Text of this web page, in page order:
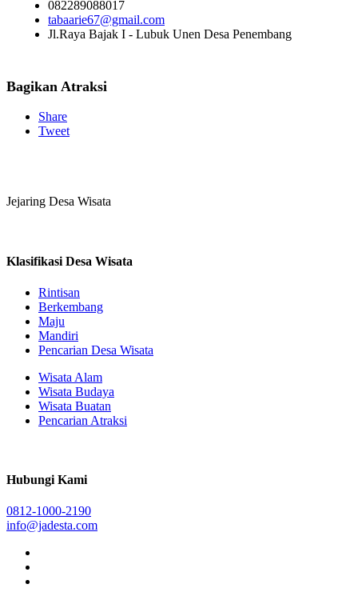
082289088017
tabaarie67@gmail.com
Jl.Raya Bajak I - Lubuk Unen Desa Penembang
Bagikan Atraksi
Share
Tweet
Jejaring Desa Wisata
Klasifikasi Desa Wisata
Rintisan
Berkembang
Maju
Mandiri
Pencarian Desa Wisata
Wisata Alam
Wisata Budaya
Wisata Buatan
Pencarian Atraksi
Hubungi Kami
0812-1000-2190
info@jadesta.com